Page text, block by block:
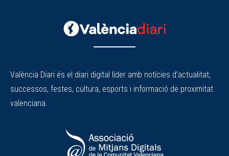
València Diari és el diari digital líder amb notícies d'actualitat,
successos, festes, cultura, esports i informació de proximitat
valenciana.